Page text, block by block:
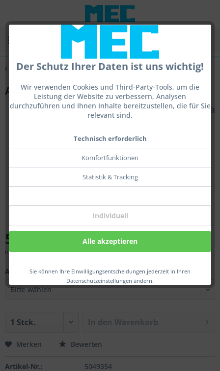
Der Schutz Ihrer Daten ist uns wichtig!
Wir verwenden Cookies und Third-Party-Tools, um die
Leistung der Website zu verbessern, Analysen
durchzuführen und Ihnen Inhalte bereitzustellen, die für Sie
relevant sind.
Technisch erforderlich
Komfortfunktionen
Statistik & Tracking
Individuell
Alle akzeptieren
Sie können Ihre Einwilligungsentscheidungen jederzeit in Ihren
Datenschutzeinstellungen ändern.
Übersicht Zielfernrohre
Adapter ZF
51,00 € *
inkl. MwSt.zzgl. Versandkosten
Ausf.:
Merken Bewerten
Artikel-Nr.:
5049354